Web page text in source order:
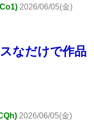
2026/06/05(金)
なだけで作品
2026/06/05(金)